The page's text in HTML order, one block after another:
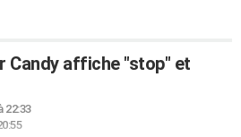
Candy affiche "stop" et
22:33